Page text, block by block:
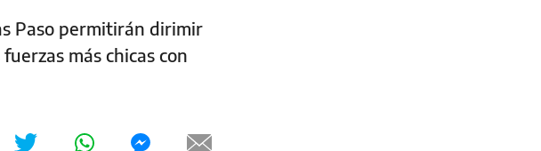
Paso permitirán dirimir
más chicas con